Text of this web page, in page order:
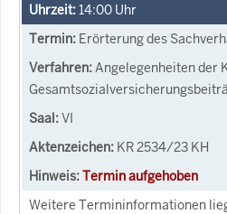
14:00 Uhr
Erörterung des
Angelegenheiten der
VI
KR 2534/23 KH
Termin aufgehoben
Weitere Termininformationen